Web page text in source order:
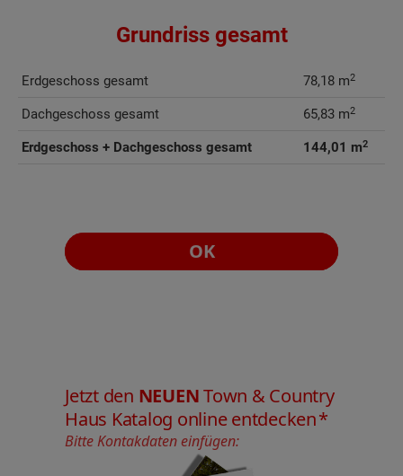
Grundriss gesamt
Erdgeschoss gesamt 78,18 m2
Dachgeschoss gesamt 65,83 m2
Erdgeschoss + Dachgeschoss gesamt 144,01 m2